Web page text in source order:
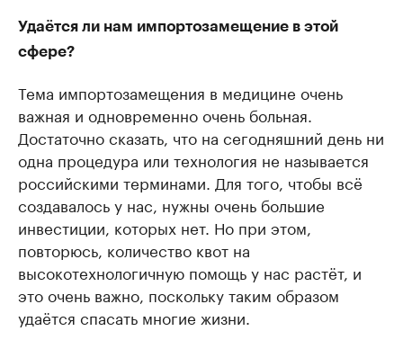
Удаётся ли нам импортозамещение в этой
сфере?
Тема импортозамещения в медицине очень
важная и одновременно очень больная.
Достаточно сказать, что на сегодняшний день ни
одна процедура или технология не называется
российскими терминами. Для того, чтобы всё
создавалось у нас, нужны очень большие
инвестиции, которых нет. Но при этом,
повторюсь, количество квот на
высокотехнологичную помощь у нас растёт, и
это очень важно, поскольку таким образом
удаётся спасать многие жизни.